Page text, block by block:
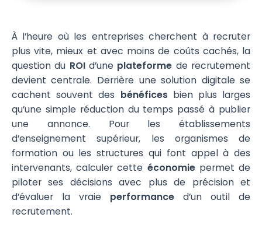
À l’heure où les entreprises cherchent à recruter
plus vite, mieux et avec moins de coûts cachés, la
question du ROId’une plateforme de recrutement
devient centrale. Derrière une solution digitale se
cachent souvent des bénéfices bien plus larges
qu’une simple réduction du temps passé à publier
une annonce. Pour les établissements
d’enseignement supérieur, les organismes de
formation ou les structures qui font appel à des
intervenants, calculer cette économiepermet de
piloter ses décisions avec plus de précision et
d’évaluer la vraie performance d’un outil de
recrutement.